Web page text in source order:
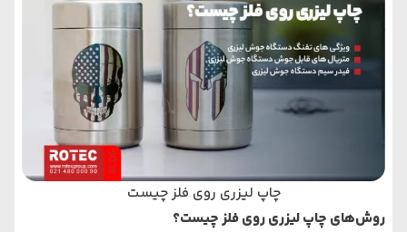
چاپ لیزری روی فلز چیست
روش‌های چاپ لیزری روی فلز چیست؟